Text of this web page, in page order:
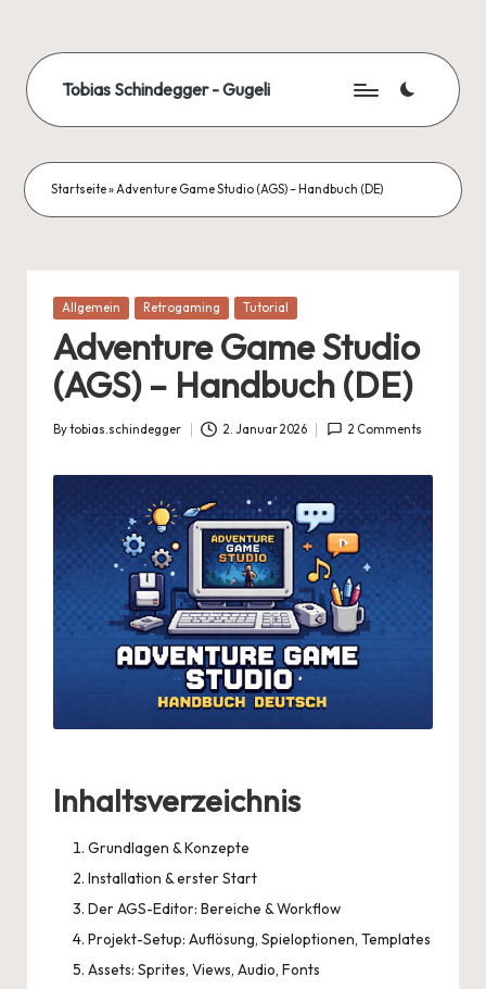
content
Tobias Schindegger - Gugeli
Startseite»Adventure Game Studio (AGS) – Handbuch (DE)
Posted
Allgemein Retrogaming Tutorial
Adventure Game Studio
(AGS) – Handbuch (DE)
Posted
Bytobias.schindegger 2. Januar 2026 2 Comments
Inhaltsverzeichnis
Grundlagen & Konzepte
Installation & erster Start
Der AGS-Editor: Bereiche & Workflow
Projekt-Setup: Auflösung, Spieloptionen, Templates
Assets: Sprites, Views, Audio, Fonts